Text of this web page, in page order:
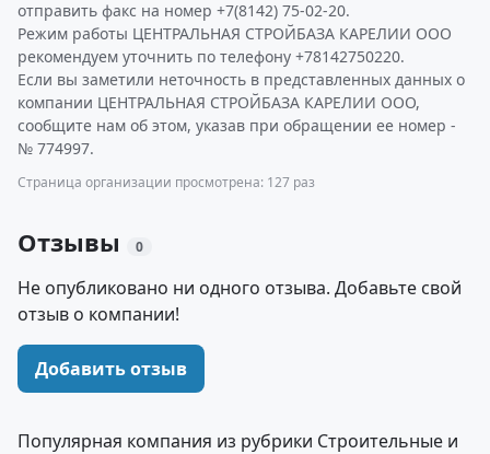
отправить факс на номер +7(8142) 75-02-20.
Режим работы ЦЕНТРАЛЬНАЯ СТРОЙБАЗА КАРЕЛИИ ООО
рекомендуем уточнить по телефону +78142750220.
Если вы заметили неточность в представленных данных о
компании ЦЕНТРАЛЬНАЯ СТРОЙБАЗА КАРЕЛИИ ООО,
сообщите нам об этом, указав при обращении ее номер -
№ 774997.
Страница организации просмотрена: 127 раз
Отзывы 0
Не опубликовано ни одного отзыва. Добавьте свой
отзыв о компании!
Добавить отзыв
Популярная компания из рубрики Строительные и